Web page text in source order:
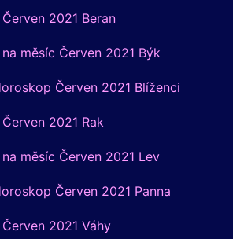
2021 Beran
měsíc Červen 2021 Býk
Červen 2021 Blíženci
2021 Rak
měsíc Červen 2021 Lev
Červen 2021 Panna
2021 Váhy